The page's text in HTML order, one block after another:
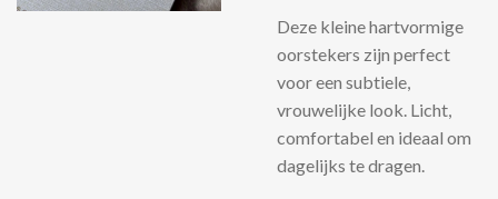
Deze kleine hartvormige
oorstekers zijn perfect
voor een subtiele,
vrouwelijke look. Licht,
comfortabel en ideaal om
dagelijks te dragen.